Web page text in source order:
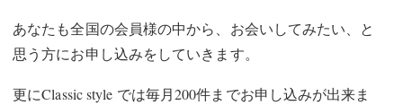
あなたも全国の会員様の中から、お会いしてみたい、と
思う方にお申し込みをしていきます。
更にClassic style では毎月200件までお申し込みが出来ま